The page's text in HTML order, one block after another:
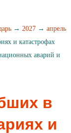
→ 2027 → апрель
и катастрофах
аварий и
в
и